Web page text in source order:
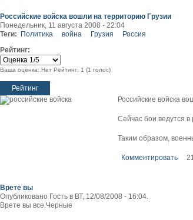
Российские войска вошли на территорию Грузии
Понедельник, 11 августа 2008 - 22:04
Теги:
Политика война Грузия
Россия
Рейтинг:
Ваша оценка: Нет Рейтинг: 1 (1 голос)
Российские войска
Сейчас бои ведутся
Таким образом,
Комментировать
Врете вы
Опубликовано Гость в ВТ, 12/08/2008 - 16:04.
Врете вы все.Черные